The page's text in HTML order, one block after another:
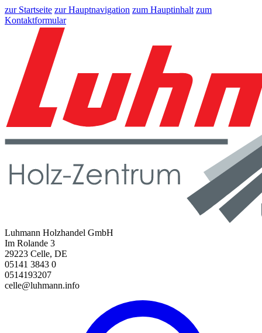
zur Startseite zur Hauptnavigation zum Hauptinhalt zum
Kontaktformular
Luhmann Holzhandel GmbH
Im Rolande 3
29223 Celle, DE
05141 3843 0
0514193207
celle@luhmann.info